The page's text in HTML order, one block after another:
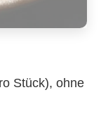
Stück), ohne